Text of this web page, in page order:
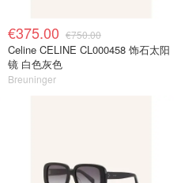
€375.00 €750.00
Celine CELINE CL000458 饰石太阳
镜 白色灰色
Breuninger